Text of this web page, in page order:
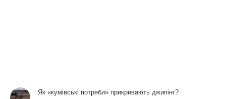
Як «кумівські потреби» прикривають джипінг?